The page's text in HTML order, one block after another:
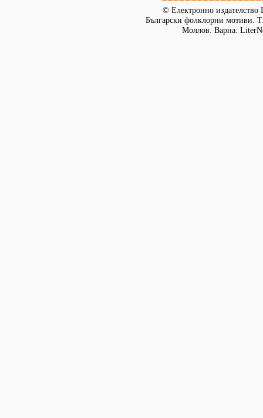
© Електронно издателство
Български фолклорни мотиви.
Моллов. Варна: